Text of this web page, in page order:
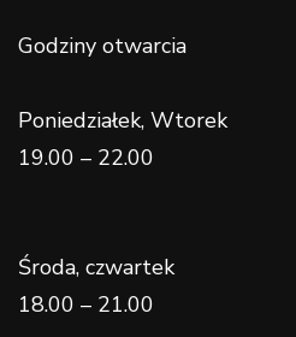
Godziny otwarcia
Poniedziałek, Wtorek
19.00 – 22.00
Środa, czwartek
18.00 – 21.00